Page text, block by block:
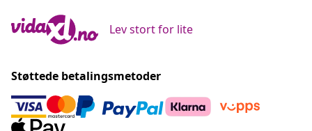
Lev stort for lite
Støttede betalingsmetoder